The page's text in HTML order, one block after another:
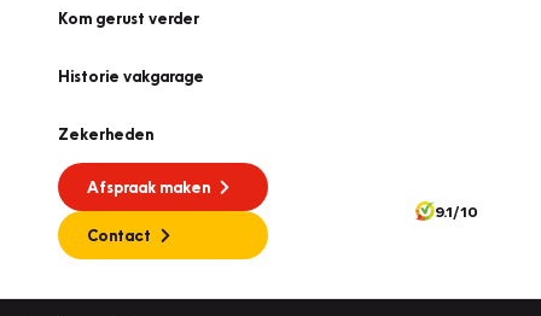
Kom gerust verder
Historie vakgarage
Zekerheden
Afspraak maken
Contact
9.1/10